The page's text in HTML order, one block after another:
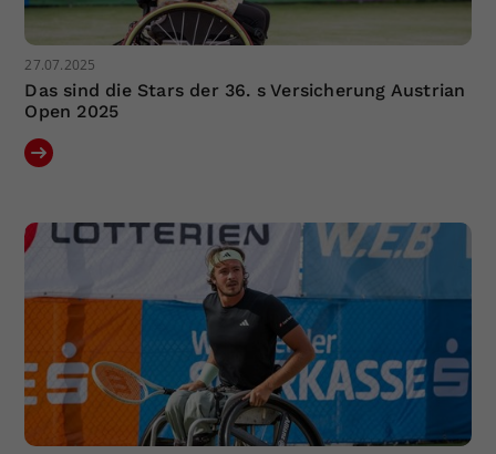
27.07.2025
Das sind die Stars der 36. s Versicherung Austrian
Open 2025